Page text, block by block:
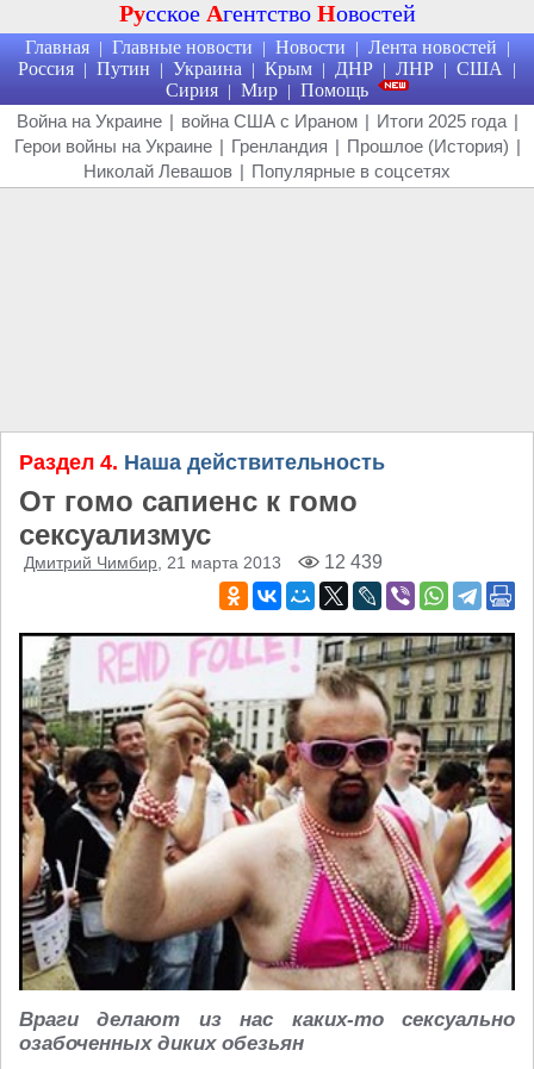
Русское Агентство Новостей
Главная | Главные новости | Новости | Лента новостей |
Россия | Путин | Украина | Крым | ДНР | ЛНР | США |
Сирия | Мир | Помощь
Война на Украине | война США с Ираном | Итоги 2025 года |
Герои войны на Украине | Гренландия | Прошлое (История) |
Николай Левашов | Популярные в соцсетях
Раздел 4. Наша действительность
От гомо сапиенс к гомо
сексуализмус
Дмитрий Чимбир , 21 марта 2013 12 439
Враги делают из нас каких-то сексуально
озабоченных диких обезьян